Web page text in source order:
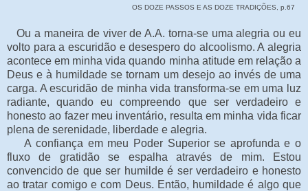
OS DOZE PASSOS E AS DOZE TRADIÇÕES, p.67
Ou a maneira de viver de A.A. torna-se uma alegria ou eu
volto para a escuridão e desespero do alcoolismo. A alegria
acontece em minha vida quando minha atitude em relação a
Deus e à humildade se tornam um desejo ao invés de uma
carga. A escuridão de minha vida transforma-se em uma luz
radiante, quando eu compreendo que ser verdadeiro e
honesto ao fazer meu inventário, resulta em minha vida ficar
plena de serenidade, liberdade e alegria.
A confiança em meu Poder Superior se aprofunda e o
fluxo de gratidão se espalha através de mim. Estou
convencido de que ser humilde é ser verdadeiro e honesto
ao tratar comigo e com Deus. Então, humildade é algo que